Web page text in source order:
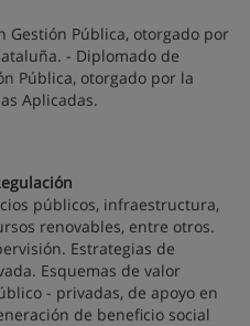
Gestión Pública, otorgado por
- Diplomado de
Pública, otorgado por la
Aplicadas.
públicos, infraestructura,
renovables, entre otros.
Estrategias de
Esquemas de valor
- privadas, de apoyo en
de beneficio social